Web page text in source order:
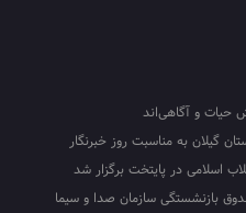
حیات و آگاهی‌اند
گیلان به مناسبت روز خبرنگار
اسلامی در پایتخت برگزار شد
بازنشستگی سازمان صدا و سیما